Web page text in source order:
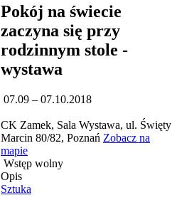
Pokój na świecie
zaczyna się przy
rodzinnym stole -
wystawa
07.09 – 07.10.2018
CK Zamek, Sala Wystawa, ul. Święty
Marcin 80/82, Poznań Zobacz na
mapie
Wstęp wolny
Opis
Sztuka